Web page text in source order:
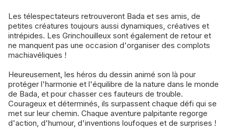
Les télespectateurs retrouveront Bada et ses amis, de
petites créatures toujours aussi dynamiques, créatives et
intrépides. Les Grinchouilleux sont également de retour et
ne manquent pas une occasion d'organiser des complots
machiavéliques !
Heureusement, les héros du dessin animé son là pour
protéger l'harmonie et l'équilibre de la nature dans le monde
de Bada, et pour chasser ces fauteurs de trouble.
Courageux et déterminés, ils surpassent chaque défi qui se
met sur leur chemin. Chaque aventure palpitante regorge
d'action, d'humour, d'inventions loufoques et de surprises !